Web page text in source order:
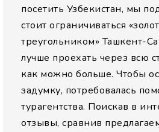
посетить Узбекистан, мы
стоит ограничиваться
треугольником» Ташкент-
лучше проехать через всю
как можно больше. Чтобы
задумку, потребовалась
турагентства. Поискав в
отзывы, сравнив